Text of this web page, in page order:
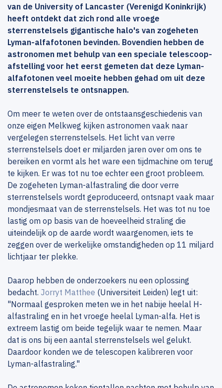
van de University of Lancaster (Verenigd Koninkrijk)
heeft ontdekt dat zich rond alle vroege
sterrenstelsels gigantische halo's van zogeheten
Lyman-alfafotonen bevinden. Bovendien hebben de
astronomen met behulp van een speciale telescoop-
afstelling voor het eerst gemeten dat deze Lyman-
alfafotonen veel moeite hebben gehad om uit deze
sterrenstelsels te ontsnappen.
Om meer te weten over de ontstaansgeschiedenis van
onze eigen Melkweg kijken astronomen vaak naar
vergelegen sterrenstelsels. Het licht van verre
sterrenstelsels doet er miljarden jaren over om ons te
bereiken en vormt als het ware een tijdmachine om terug
te kijken. Er was tot nu toe echter een groot probleem.
De zogeheten Lyman-alfastraling die door verre
sterrenstelsels wordt geproduceerd, ontsnapt vaak maar
mondjesmaat van de sterrenstelsels. Het was tot nu toe
lastig om op basis van de hoeveelheid straling die
uiteindelijk op de aarde wordt waargenomen, iets te
zeggen over de werkelijke omstandigheden op 11 miljard
lichtjaar ter plekke.
Daarop hebben de onderzoekers nu een oplossing
bedacht. Jorryt Matthee (Universiteit Leiden) legt uit:
"Normaal gesproken meten we in het nabije heelal H-
alfastraling en in het vroege heelal Lyman-alfa. Het is
extreem lastig om beide tegelijk waar te nemen. Maar
dat is ons bij een aantal sterrenstelsels wel gelukt.
Daardoor konden we de telescopen kalibreren voor
Lyman-alfastraling."